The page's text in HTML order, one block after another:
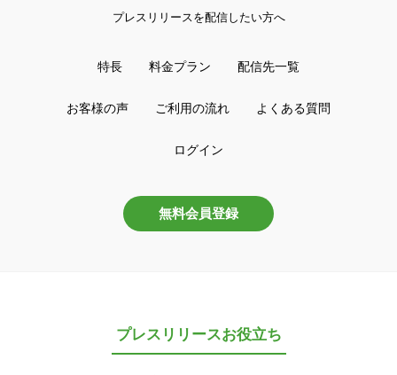
プレスリリースを配信したい方へ
特長 料金プラン 配信先一覧
お客様の声 ご利用の流れ よくある質問
ログイン
無料会員登録
プレスリリースお役立ち